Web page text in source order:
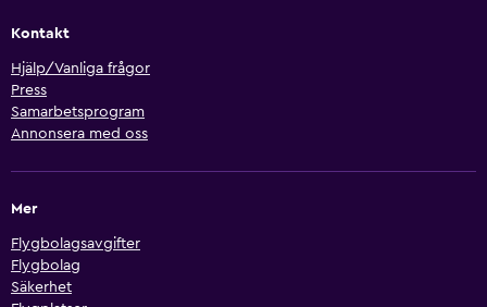
Kontakt
Hjälp/Vanliga frågor
Press
Samarbetsprogram
Annonsera med oss
Mer
Flygbolagsavgifter
Flygbolag
Säkerhet